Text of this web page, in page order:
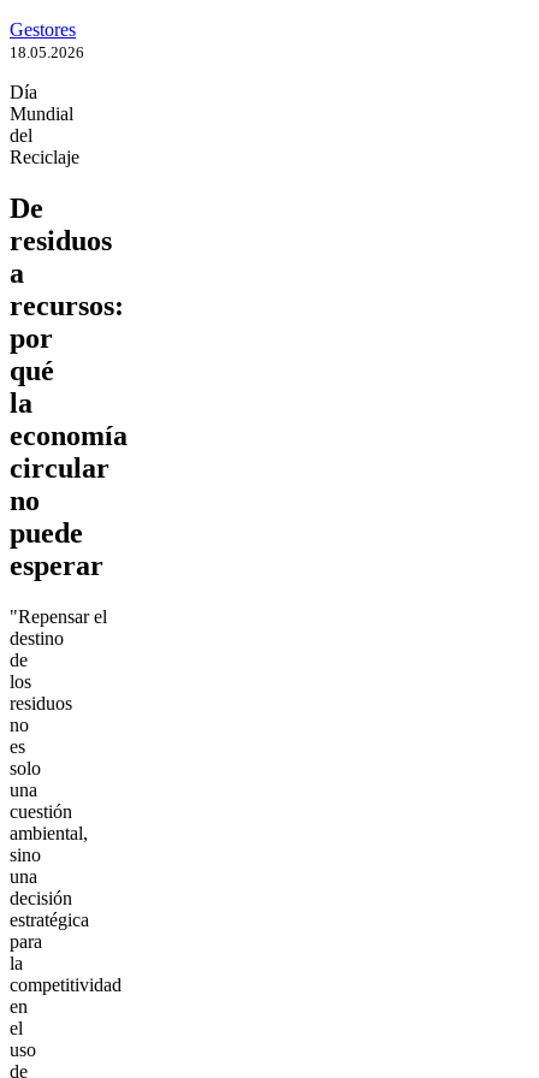
Gestores
18.05.2026
Día
Mundial
del
Reciclaje
De
residuos
a
recursos:
por
qué
la
economía
circular
no
puede
esperar
"Repensar el
destino
de
los
residuos
no
es
solo
una
cuestión
ambiental,
sino
una
decisión
estratégica
para
la
competitividad
en
el
uso
de